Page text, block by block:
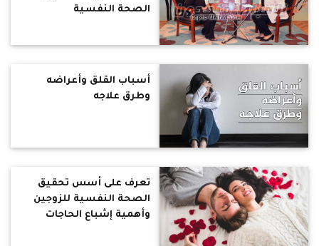
الصحة النفسية
أسباب القلق وأعراضه
وطرق علاجه
تعرف على أسس تحقيق
الصحة النفسية للزوجين
وأهمية إشباع الحاجات